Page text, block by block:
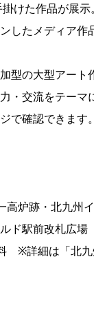
掛けた作品が展
したメディア作
型の大型アー
・交流をテー
で確認できます。
炉跡・北九州
ド駅前改札広場
料 ※詳細は 「北